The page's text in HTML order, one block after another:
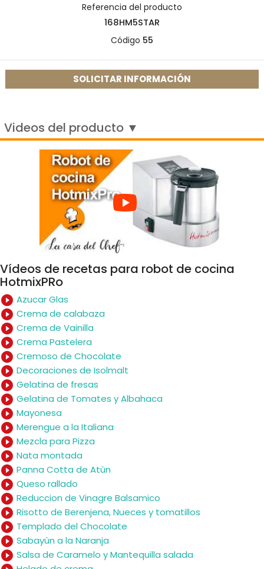
Referencia del producto
168HM5STAR
Código 55
SOLICITAR INFORMACIÓN
Videos del producto ▼
Vídeos de recetas para robot de cocina
HotmixPRo
play_circle_filled Azucar Glas
play_circle_filled Crema de calabaza
play_circle_filled Crema de Vainilla
play_circle_filled Crema Pastelera
play_circle_filled Cremoso de Chocolate
play_circle_filled Decoraciones de Isolmalt
play_circle_filled Gelatina de fresas
play_circle_filled Gelatina de Tomates y Albahaca
play_circle_filled Mayonesa
play_circle_filled Merengue a la Italiana
play_circle_filled Mezcla para Pizza
play_circle_filled Nata montada
play_circle_filled Panna Cotta de Atùn
play_circle_filled Queso rallado
play_circle_filled Reduccion de Vinagre Balsamico
play_circle_filled Risotto de Berenjena, Nueces y tomatillos
play_circle_filled Templado del Chocolate
play_circle_filled Sabayùn a la Naranja
play_circle_filled Salsa de Caramelo y Mantequilla salada